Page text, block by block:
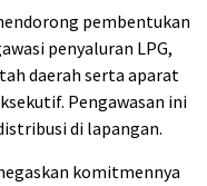
pembentukan
penyaluran LPG,
daerah serta aparat
Pengawasan ini
di lapangan.
komitmennya